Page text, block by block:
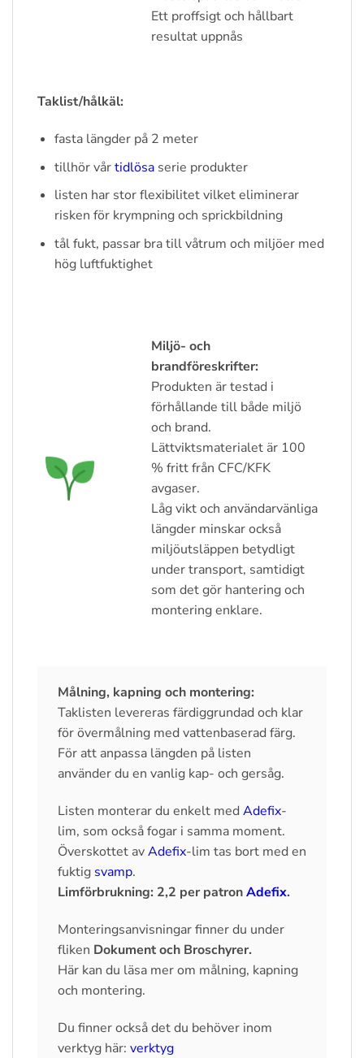
Ett proffsigt och hållbart
resultat uppnås
Taklist/hålkäl:
fasta längder på 2 meter
tillhör vårtidlösaserie produkter
listen har stor flexibilitet vilket eliminerar
risken för krympning och sprickbildning
tål fukt, passar bra till våtrum och miljöer med
hög luftfuktighet
Miljö- och
brandföreskrifter:
Produkten är testad i
förhållande till både miljö
och brand.
Lättviktsmaterialet är 100
% fritt från CFC/KFK
avgaser.
Låg vikt och användarvänliga
längder minskar också
miljöutsläppen betydligt
under transport, samtidigt
som det gör hantering och
montering enklare.
Målning, kapning och montering:
Taklisten levereras färdiggrundad och klar
för övermålning med vattenbaserad färg.
För att anpassa längden på listen
använder du en vanlig kap- och gersåg.
Listen monterar du enkelt med Adefix-
lim, som också fogar i samma moment.
Överskottet avAdefix-lim tas bort med en
fuktig svamp.
Limförbrukning: 2,2 per patronAdefix.
Monteringsanvisningar finner du under
fliken Dokument och Broschyrer.
Här kan du läsa mer om målning, kapning
och montering.
Du finner också det du behöver inom
verktyg här: verktyg